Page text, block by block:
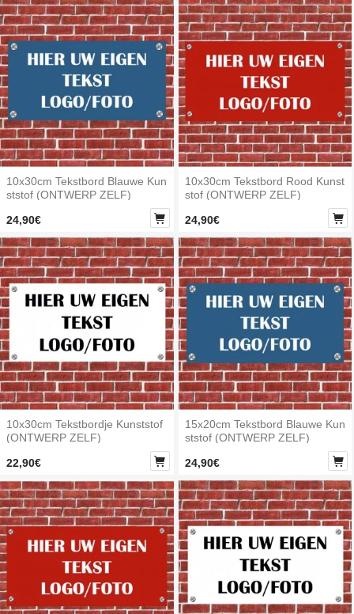
10x30cm Tekstbord Blauwe Kun
ststof (ONTWERP ZELF)
24,90€

10x30cm Tekstbord Rood Kunst
stof (ONTWERP ZELF)
24,90€

10x30cm Tekstbordje Kunststof
(ONTWERP ZELF)
22,90€

15x20cm Tekstbord Blauwe Kun
ststof (ONTWERP ZELF)
24,90€
